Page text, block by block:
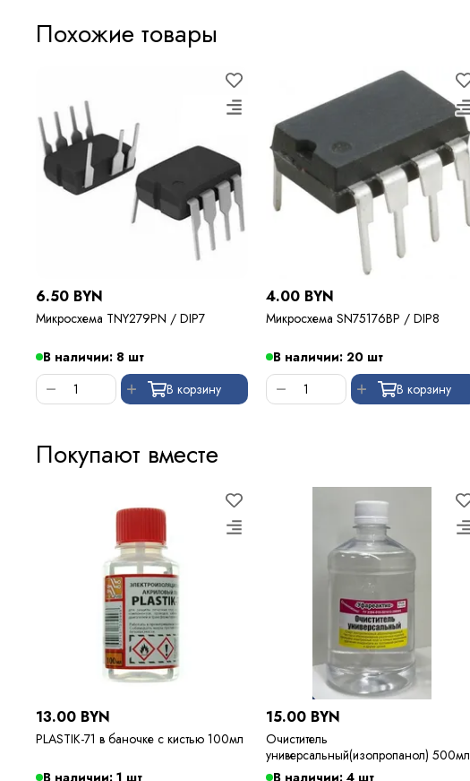
Похожие товары
6.50 BYN
Микросхема TNY279PN / DIP7
В наличии: 8 шт
В корзину
4.00 BYN
Микросхема SN75176BP / DIP8
В наличии: 20 шт
В корзину
Покупают вместе
13.00 BYN
PLASTIK-71 в баночке с кистью 100мл
В наличии: 1 шт
15.00 BYN
Очиститель
универсальный(изопропанол) 500мл
В наличии: 4 шт